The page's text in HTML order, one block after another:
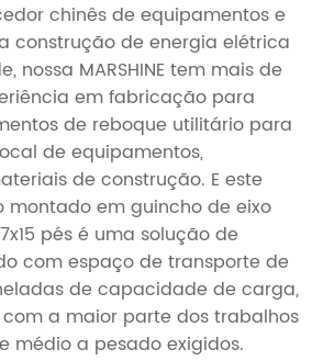
chinês de equipamentos e
construção de energia elétrica
nossa MARSHINE tem mais de
em fabricação para
de reboque utilitário para
de equipamentos,
de construção. E este
montado em guincho de eixo
pés é uma solução de
com espaço de transporte de
de capacidade de carga,
a maior parte dos trabalhos
médio a pesado exigidos.